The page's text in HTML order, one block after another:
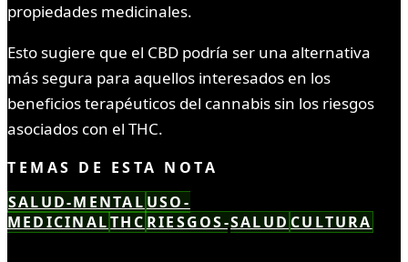
propiedades medicinales.
Esto sugiere que el CBD podría ser una alternativa
más segura para aquellos interesados en los
beneficios terapéuticos del cannabis sin los riesgos
asociados con el THC.
TEMAS DE ESTA NOTA
SALUD-MENTAL USO-
MEDICINALTHC RIESGOS-SALUD CULTURA